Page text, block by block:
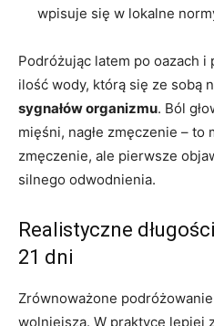
wpisuje się w lokalne
Podróżując latem po oazach
ilość wody, którą się ze sobą
sygnałów organizmu. Ból
mięśni, nagłe zmęczenie – to
zmęczenie, ale pierwsze
silnego odwodnienia.
Realistyczne
21 dni
Zrównoważone
wolniejszą. W praktyce lepiej